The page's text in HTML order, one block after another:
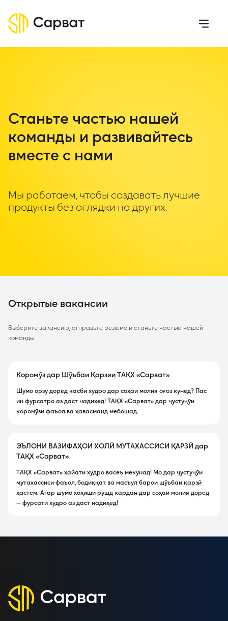
Станьте частью нашей
команды и развивайтесь
вместе с нами
Мы работаем, чтобы создавать лучшие
продукты без оглядки на других.
Открытые вакансии
Выберите вакансию, отправьте резюме и станьте частью нашей
команды.
Коромӯз дар Шӯъбаи Қарзии ТАҚХ «Сарват»
Шумо орзу доред касби худро дар соҳаи молия оғоз кунед? Пас
ин фурсатро аз даст надиҳед! ТАҚХ «Сарват» дар ҷустуҷӯи
коромӯзи фаъол ва ҳавасманд мебошад.
ЭЪЛОНИ ВАЗИФАҲОИ ХОЛӢ МУТАХАССИСИ ҚАРЗӢ дар
ТАҚХ «Сарват»
ТАҚХ «Сарват» ҳайати худро васеъ мекунад! Мо дар ҷустуҷӯи
мутахассиси фаъол, бодиққат ва масъул барои шӯъбаи қарзӣ
ҳастем. Агар шумо хоҳиши рушд кардан дар соҳаи молия доред
— фурсати худро аз даст надиҳед!